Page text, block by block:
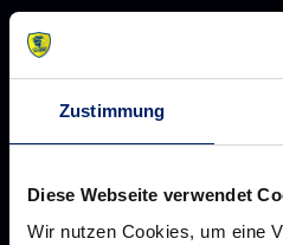
Zustimmung
Diese Webseite verwendet
Wir nutzen Cookies, um eine